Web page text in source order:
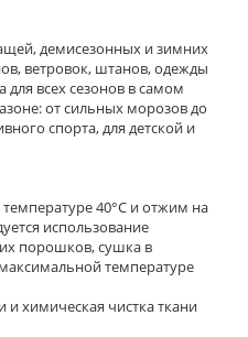
демисезонных и зимних
ветровок, штанов, одежды
для всех сезонов в самом
от сильных морозов до
спорта, для детской и
40°С и отжим на
использование
порошков, сушка в
температуре
и химическая чистка ткани